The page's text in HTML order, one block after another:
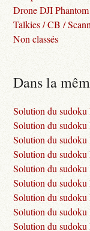
Drone DJI
Talkies / CB /
Non classés
Dans la
Solution du
Solution du sudoku
Solution du
Solution du
Solution du sudoku
Solution du
Solution du sudoku
Solution du
Solution du sudoku